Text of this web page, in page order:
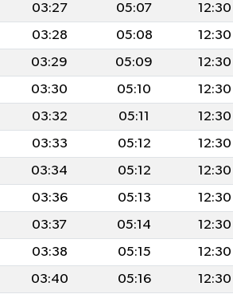
03:27 05:07 12:30
03:28 05:08 12:30
03:29 05:09 12:30
03:30 05:10 12:30
03:32 05:11 12:30
03:33 05:12 12:30
03:34 05:12 12:30
03:36 05:13 12:30
03:37 05:14 12:30
03:38 05:15 12:30
03:40 05:16 12:30